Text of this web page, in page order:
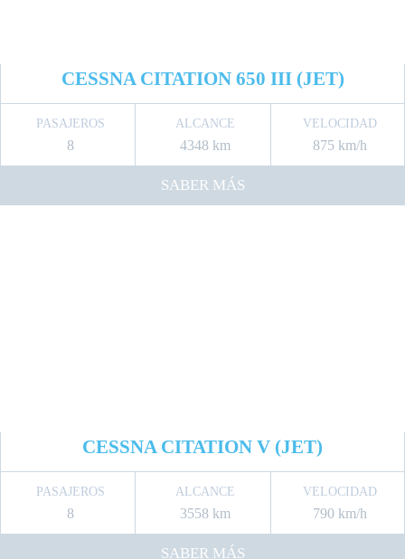
CESSNA CITATION 650 III (JET)
PASAJEROS
8
ALCANCE
4348 km
VELOCIDAD
875 km/h
SABER MÁS
CESSNA CITATION V (JET)
PASAJEROS
8
ALCANCE
3558 km
VELOCIDAD
790 km/h
SABER MÁS